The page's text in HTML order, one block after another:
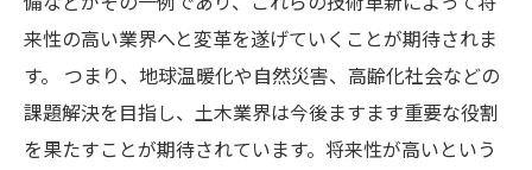
来性の高い業界へと変革を遂げていくことが期待されま
す。 つまり、地球温暖化や自然災害、高齢化社会などの
課題解決を目指し、土木業界は今後ますます重要な役割
を果たすことが期待されています。将来性が高いという